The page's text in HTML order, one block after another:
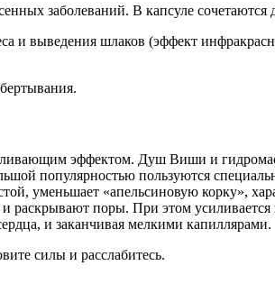
заболеваний. В капсуле
и выведения шлаков (эффект
эффектом. Душ Виши и
популярностью пользуются
уменьшает «апельсиновую корку»,
поры. При этом усиливается
и заканчивая мелкими капиллярами.
силы и расслабитесь.